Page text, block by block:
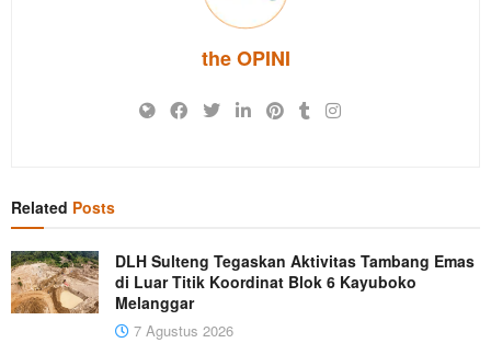
the OPINI
Related Posts
DLH Sulteng Tegaskan Aktivitas Tambang Emas
di Luar Titik Koordinat Blok 6 Kayuboko
Melanggar
7 Agustus 2026